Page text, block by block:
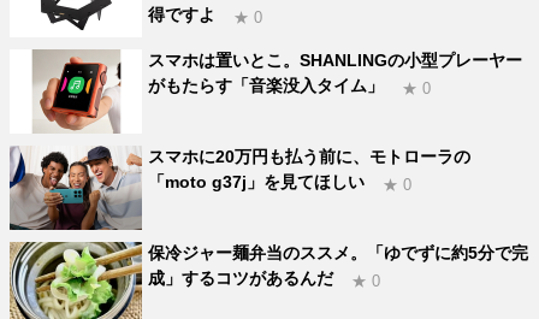
得ですよ
★ 0
スマホは置いとこ。SHANLINGの小型プレーヤー
がもたらす「音楽没入タイム」
★ 0
スマホに20万円も払う前に、モトローラの
「moto g37j」を見てほしい
★ 0
保冷ジャー麺弁当のススメ。「ゆでずに約5分で完
成」するコツがあるんだ
★ 0